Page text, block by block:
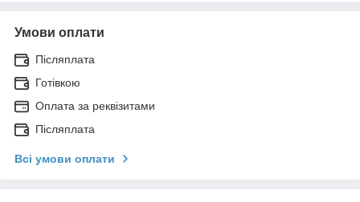
Умови оплати
Післяплата
Готівкою
Оплата за реквізитами
Післяплата
Всі умови оплати